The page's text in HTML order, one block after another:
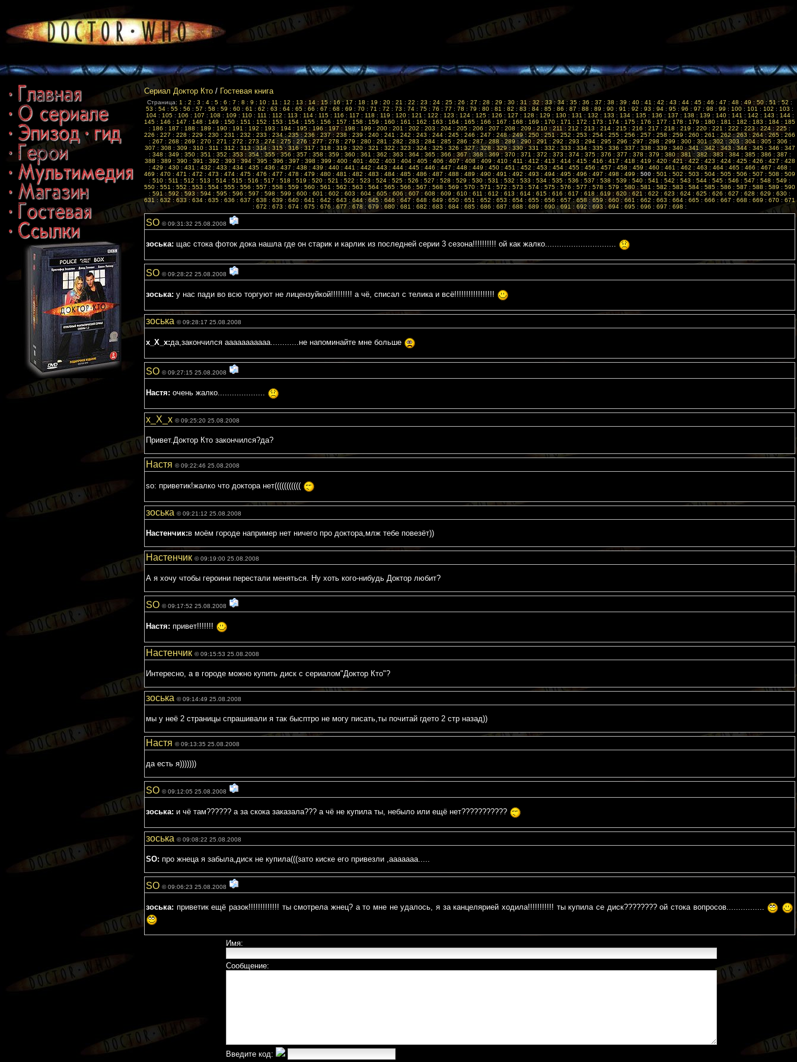
Сериал Доктор Кто / Гостевая книга
Страница: 1 : 2 : 3 : 4 : 5 : 6 : 7 : 8 : 9 : 10 : 11 : 12 : 13 : 14 : 15 : 16 : 17 : 18 : 19 : 20 : 21 : 22 : 23 : 24 : 25 : 26 : 27 : 28 : 29 : 30 : 31 : 32 : 33 : 34 : 35 : 36 : 37 : 38 : 39 : 40 : 41 : 42 : 43 : 44 : 45 : 46 : 47 : 48 : 49 : 50 : 51 : 52 :
53 : 54 : 55 : 56 : 57 : 58 : 59 : 60 : 61 : 62 : 63 : 64 : 65 : 66 : 67 : 68 : 69 : 70 : 71 : 72 : 73 : 74 : 75 : 76 : 77 : 78 : 79 : 80 : 81 : 82 : 83 : 84 : 85 : 86 : 87 : 88 : 89 : 90 : 91 : 92 : 93 : 94 : 95 : 96 : 97 : 98 : 99 : 100 : 101 : 102 : 103 :
104: 105: 106 : 107 : 108 : 109 : 110: 111 : 112 : 113 : 114: 115: 116 : 117 : 118 : 119 : 120: 121 : 122 : 123 : 124: 125: 126 : 127 : 128 : 129 : 130: 131 : 132 : 133 : 134: 135: 136 : 137 : 138 : 139 : 140: 141 : 142 : 143 : 144:
145 : 146 : 147 : 148 : 149 : 150 : 151 : 152 : 153 : 154 : 155 : 156 : 157 : 158 : 159 : 160 : 161 : 162 : 163 : 164 : 165 : 166 : 167 : 168 : 169 : 170 : 171 : 172 : 173 : 174 : 175 : 176 : 177 : 178 : 179 : 180 : 181 : 182 : 183 : 184 : 185
: 186 : 187 : 188 : 189 : 190 : 191 : 192 : 193 : 194 : 195 : 196 : 197 : 198 : 199 : 200 : 201 : 202 : 203 : 204 : 205 : 206 : 207 : 208 : 209 : 210 : 211 : 212 : 213 : 214 : 215 : 216 : 217 : 218 : 219 : 220 : 221 : 222 : 223 : 224 : 225 :
226 : 227 : 228 : 229 : 230 : 231 : 232 : 233 : 234 :235 :236 : 237 : 238 : 239 : 240 : 241 : 242 : 243 : 244 : 245 : 246 : 247 : 248:249: 250 : 251 : 252 : 253 : 254 : 255 : 256 : 257 : 258 : 259 : 260 : 261 : 262:263 : 264 : 265 : 266
: 267 : 268 : 269 : 270: 271 : 272 : 273 : 274: 275: 276: 277: 278 : 279 : 280: 281 : 282 : 283 : 284: 285: 286 : 287 : 288 :289 :290: 291 : 292 : 293 : 294: 295: 296 : 297 : 298 : 299 : 300: 301 :302: 303: 304: 305 : 306 :
307 : 308 : 309 : 310: 311 : 312 : 313: 314: 315: 316: 317 : 318 : 319 : 320: 321 : 322 : 323 : 324: 325: 326 : 327 :328 : 329 : 330: 331 : 332 : 333 : 334: 335: 336 : 337 : 338 : 339 : 340:341: 342 : 343 : 344: 345: 346 : 347
: 348 : 349 : 350: 351 : 352 : 353 : 354: 355:356 : 357 : 358 : 359 : 360: 361 : 362 : 363 : 364: 365: 366 : 367 : 368 : 369: 370: 371 : 372 : 373 : 374: 375: 376 : 377 : 378 : 379 : 380: 381 : 382 : 383 : 384: 385: 386 : 387 :
388 : 389 : 390: 391 : 392 : 393 : 394: 395 : 396 : 397 : 398 : 399 : 400: 401 : 402 : 403 : 404: 405: 406 : 407: 408 : 409 : 410: 411 : 412 : 413 : 414: 415: 416 : 417 : 418 : 419 : 420: 421 : 422 : 423 : 424: 425: 426 : 427 : 428
: 429 : 430: 431 : 432 : 433 : 434: 435: 436 : 437 : 438 : 439 : 440: 441 : 442 : 443 : 444: 445: 446 : 447 : 448 : 449 : 450: 451 : 452 : 453 : 454: 455: 456 : 457 : 458 : 459 : 460: 461 : 462 : 463 : 464: 465: 466 : 467 : 468 :
469 : 470 : 471 : 472 : 473 : 474 : 475 : 476 : 477 : 478 : 479 : 480 : 481 : 482 : 483 : 484 : 485 : 486 : 487 : 488 : 489 : 490 : 491 : 492 : 493 : 494 : 495 : 496 : 497 : 498 : 499 : 500 : 501 : 502 : 503 : 504 : 505 : 506 : 507 : 508 : 509
: 510 : 511 : 512 : 513 : 514 : 515 : 516 : 517 : 518 : 519 : 520 : 521 : 522 : 523 : 524 : 525 : 526 : 527 : 528 : 529 : 530 : 531 : 532 : 533 : 534 : 535 : 536 : 537 : 538 : 539 : 540 : 541 : 542 : 543 : 544 : 545 : 546 : 547 : 548 : 549 :
550 : 551 : 552 : 553 : 554 : 555 : 556 : 557 : 558 : 559 : 560 : 561 : 562 : 563 : 564 : 565 : 566 : 567 : 568 : 569 : 570 : 571 : 572 : 573 : 574 : 575 : 576 : 577 : 578 : 579 : 580 : 581 : 582 : 583 : 584 : 585 : 586 : 587 : 588 : 589 : 590
: 591 : 592 : 593 : 594 : 595 : 596 : 597 : 598 : 599 : 600 : 601 : 602 : 603 : 604 : 605 : 606 : 607 : 608 : 609 : 610 : 611 : 612 : 613 : 614 : 615 : 616 : 617 : 618 : 619 : 620 : 621 : 622 : 623 : 624 : 625 : 626 : 627 : 628 : 629 : 630 :
631 : 632 : 633 : 634 : 635 : 636 : 637 : 638 : 639 : 640 : 641 : 642 : 643 : 644 : 645 : 646 : 647 : 648 : 649 : 650 : 651 : 652 : 653 : 654 : 655 : 656 : 657 : 658 : 659 : 660 : 661 : 662 : 663 : 664 : 665 : 666 : 667 : 668 : 669 : 670 : 671
: 672 : 673 : 674 : 675 : 676 : 677 : 678 : 679 : 680 : 681 : 682 : 683 : 684 : 685 : 686 : 687 : 688 : 689 : 690 :691 : 692 : 693 : 694 : 695 : 696 : 697 : 698 :
SO © 09:31:32 25.08.2008
зоська: щас стока фоток дока нашла где он старик и карлик из последней серии 3 сезона!!!!!!!!!! ой как жалко..............................
SO © 09:28:22 25.08.2008
зоська: у нас пади во всю торгуют не лицензуйкой!!!!!!!!! а чё, списал с телика и всё!!!!!!!!!!!!!!!!!
зоська © 09:28:17 25.08.2008
x_X_x:да,закончился ааааааааааа............не напоминайте мне больше
SO © 09:27:15 25.08.2008
Настя: очень жалко....................
x_X_x © 09:25:20 25.08.2008
Привет.Доктор Кто закончился?да?
Настя © 09:22:46 25.08.2008
so: приветик!жалко что доктора нет(((((((((((
зоська © 09:21:12 25.08.2008
Настенчик:в моём городе например нет ничего про доктора,млж тебе повезёт))
Настенчик © 09:19:00 25.08.2008
А я хочу чтобы героини перестали меняться. Ну хоть кого-нибудь Доктор любит?
SO © 09:17:52 25.08.2008
Настя: привет!!!!!!!
Настенчик © 09:15:53 25.08.2008
Интересно, а в городе можно купить диск с сериалом"Доктор Кто"?
зоська © 09:14:49 25.08.2008
мы у неё 2 страницы спрашивали я так бысптро не могу писать,ты почитай гдето 2 стр назад))
Настя © 09:13:35 25.08.2008
да есть я)))))))
SO © 09:12:05 25.08.2008
зоська: и чё там?????? а за скока заказала??? а чё не купила ты, небыло или ещё нет???????????
зоська © 09:08:22 25.08.2008
SO: про жнеца я забыла,диск не купила(((зато киске его привезли ,ааааааа.....
SO © 09:06:23 25.08.2008
зоська: приветик ещё разок!!!!!!!!!!!!! ты смотрела жнец? а то мне не удалось, я за канцелярией ходила!!!!!!!!!!! ты купила се диск???????? ой стока вопросов................
Имя:
Сообщение:
Введите код: